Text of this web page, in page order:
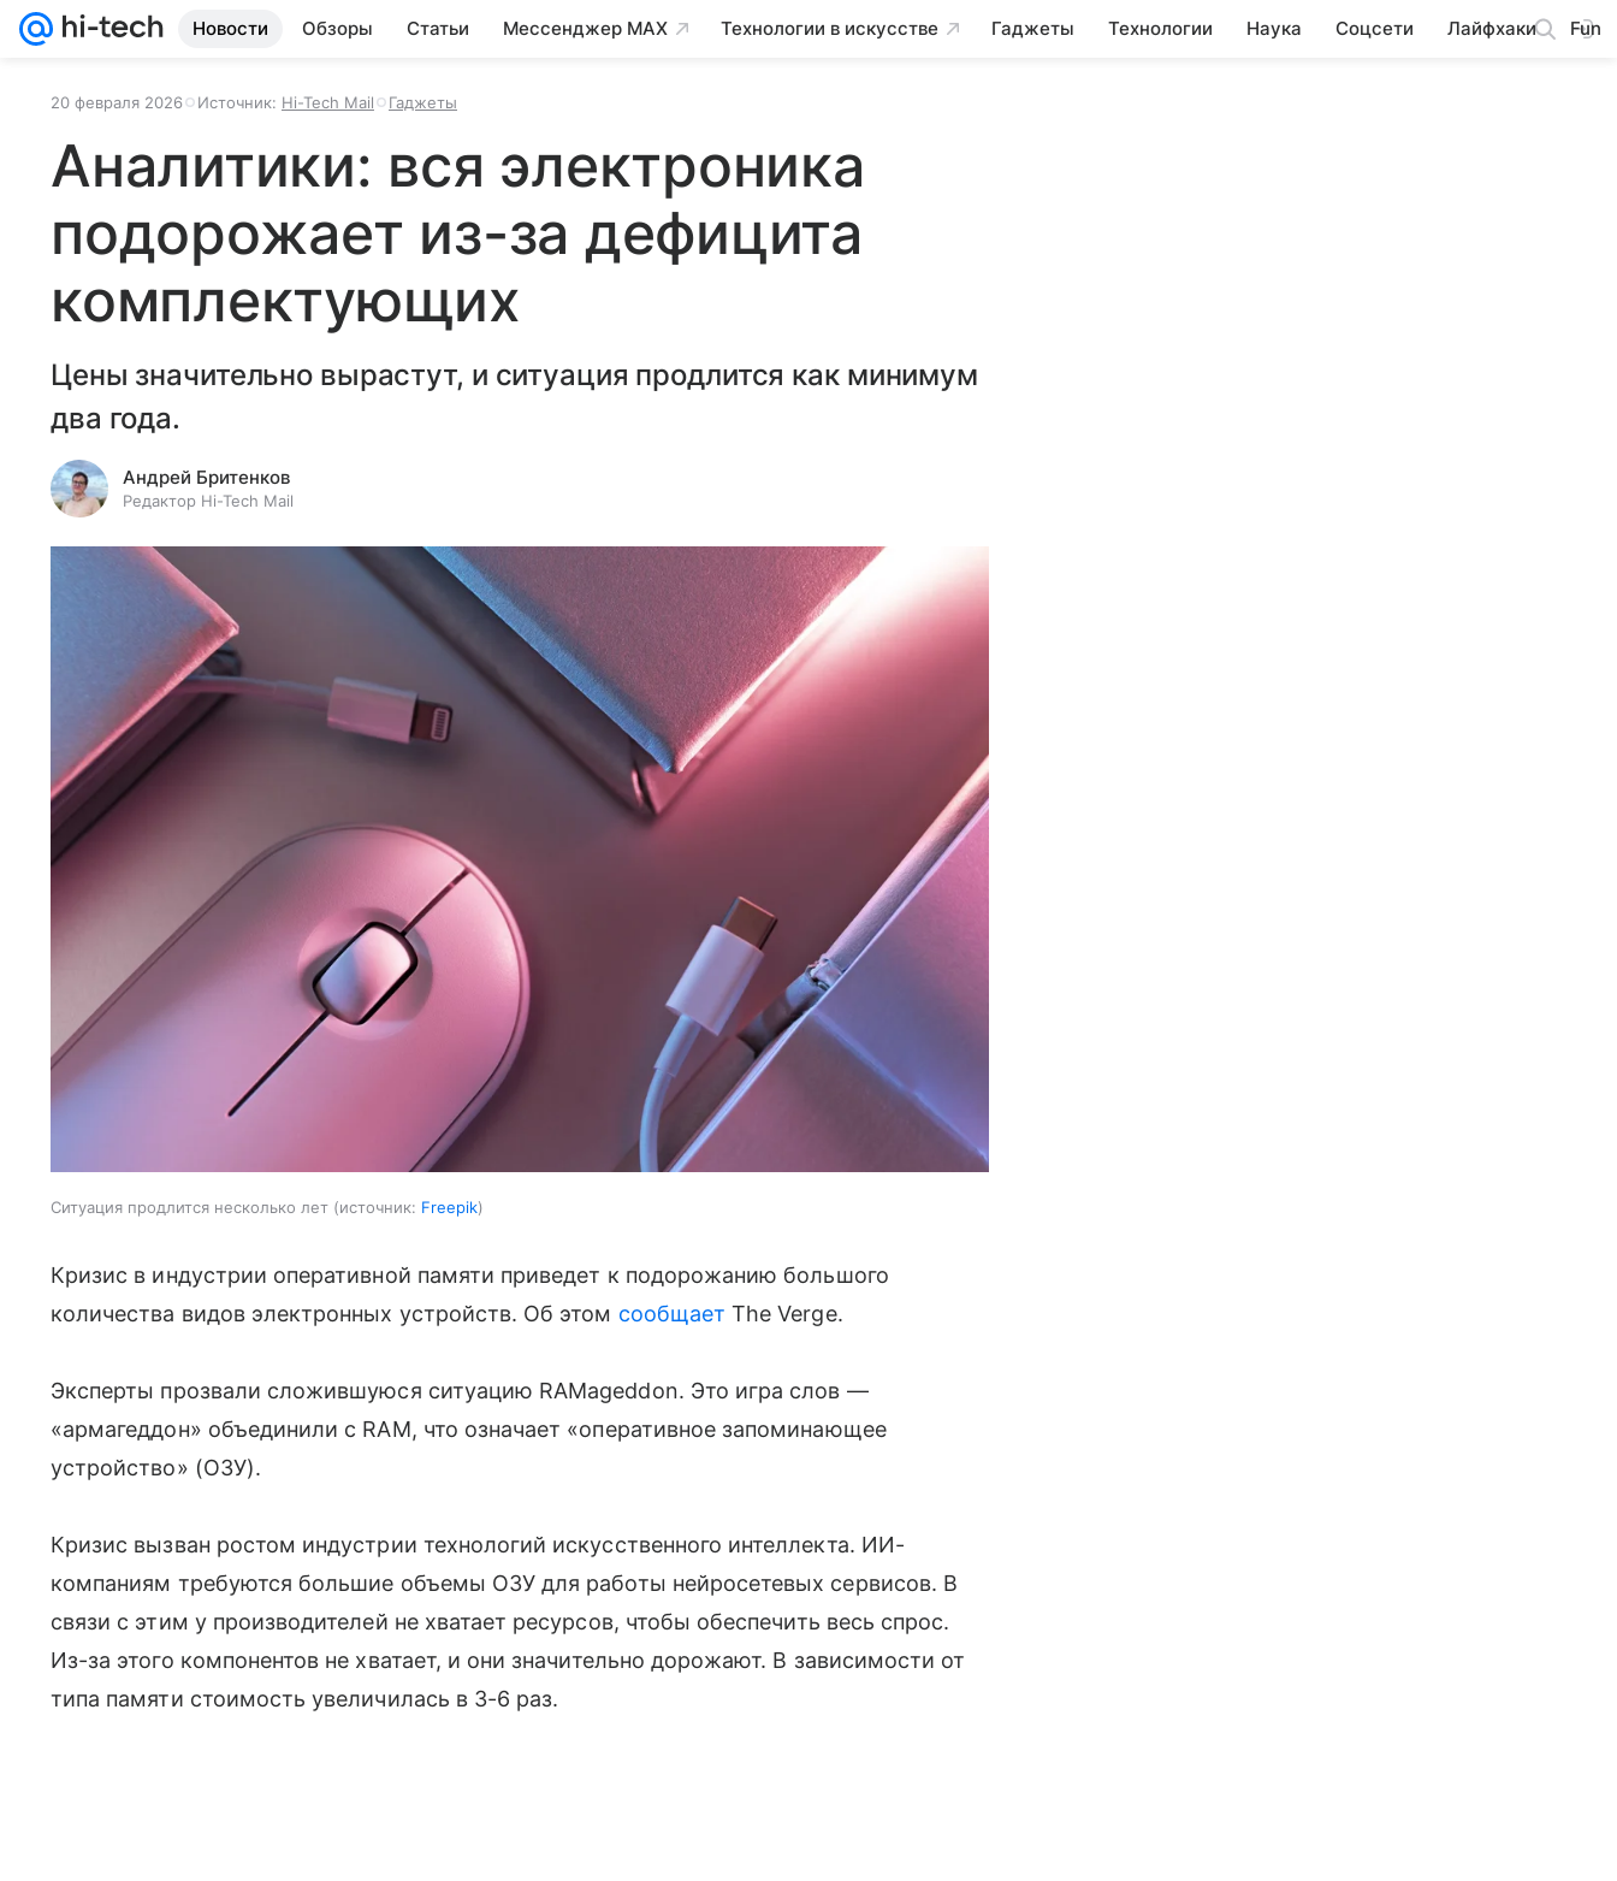
Новости Обзоры Статьи Мессенджер MAX Технологии в искусстве Гаджеты Технологии Наука Соцсети Лайфхаки Fun
20 февраля 2026 Источник: Hi-Tech Mail Гаджеты
Аналитики: вся электроника
подорожает из-за дефицита
комплектующих
Цены значительно вырастут, и ситуация продлится как минимум
два года.
Андрей Бритенков
Редактор Hi-Tech Mail
Ситуация продлится несколько лет источник: Freepik
Кризис в индустрии оперативной памяти приведет к подорожанию большого
количества видов электронных устройств. Об этом сообщает The Verge.
Эксперты прозвали сложившуюся ситуацию RAMageddon. Это игра слов —
«армагеддон» объединили с RAM, что означает «оперативное запоминающее
устройство» (ОЗУ).
Кризис вызван ростом индустрии технологий искусственного интеллекта. ИИ-
компаниям требуются большие объемы ОЗУ для работы нейросетевых сервисов. В
связи с этим у производителей не хватает ресурсов, чтобы обеспечить весь спрос.
Из-за этого компонентов не хватает, и они значительно дорожают. В зависимости от
типа памяти стоимость увеличилась в 3-6 раз.